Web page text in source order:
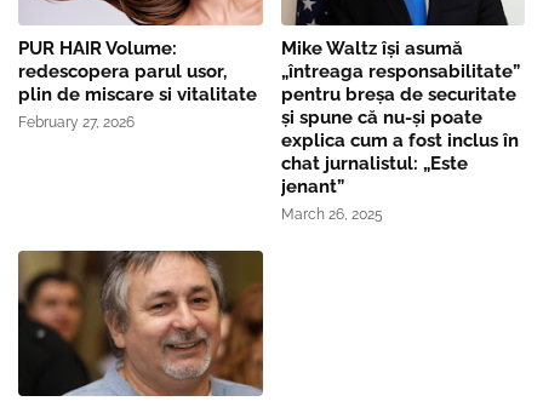
PUR HAIR Volume:
redescopera parul usor,
plin de miscare si vitalitate
February 27, 2026
Mike Waltz îşi asumă
„întreaga responsabilitate”
pentru breşa de securitate
și spune că nu-și poate
explica cum a fost inclus în
chat jurnalistul: „Este
jenant”
March 26, 2025